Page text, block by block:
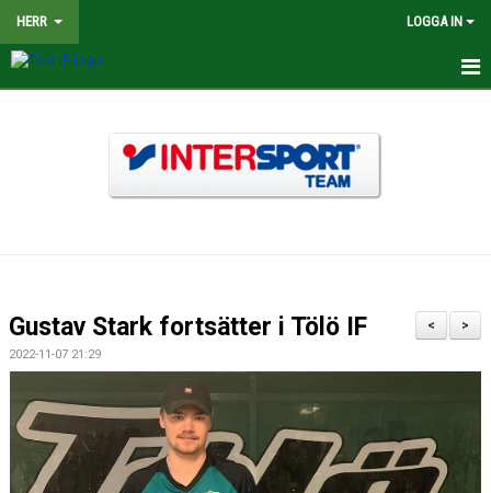
HERR LOGGA IN
BILDGALLERI
KONTAKT
>
<
Gustav Stark fortsätter i Tölö IF
2022-11-07 21:29